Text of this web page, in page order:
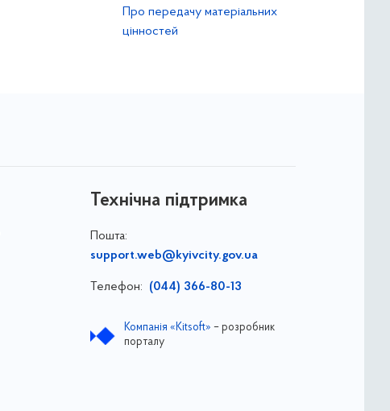
Про передачу матеріальних
цінностей
Технічна підтримка
Пошта:
support.web@kyivcity.gov.ua
Телефон: (044) 366-80-13
Компанія «Kitsoft» – розробник
порталу